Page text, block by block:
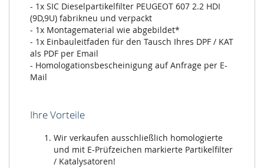
- 1x SIC Dieselpartikelfilter PEUGEOT 607 2.2 HDI
(9D,9U) fabrikneu und verpackt
- 1x Montagematerial wie abgebildet*
- 1x Einbauleitfaden für den Tausch Ihres DPF / KAT
als PDF per Email
- Homologationsbescheinigung auf Anfrage per E-
Mail
Ihre Vorteile
Wir verkaufen ausschließlich homologierte
und mit E-Prüfzeichen markierte Partikelfilter
/ Katalysatoren!